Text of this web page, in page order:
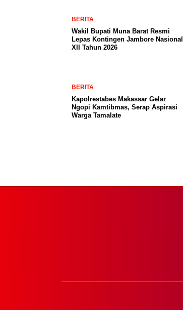
BERITA
Wakil Bupati Muna Barat Resmi
Lepas Kontingen Jambore Nasional
XII Tahun 2026
BERITA
Kapolrestabes Makassar Gelar
Ngopi Kamtibmas, Serap Aspirasi
Warga Tamalate